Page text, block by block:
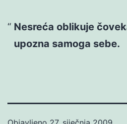
Nesreća oblikuje
upozna samoga sebe.